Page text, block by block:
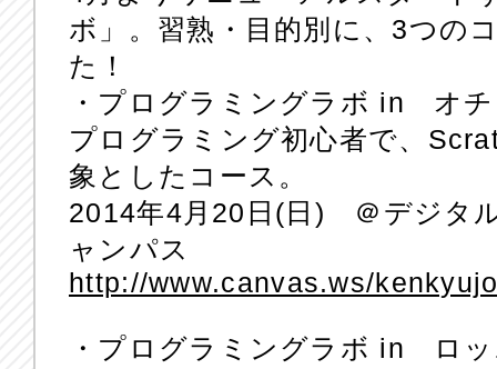
ボ」。習熟・目的別に、3つの
た！
・プログラミングラボ in オ
プログラミング初心者で、
象としたコース。
2014年4月20日(日) ＠デジタ
ャンパス
http://www.canvas.ws/
・プログラミングラボ in ロ